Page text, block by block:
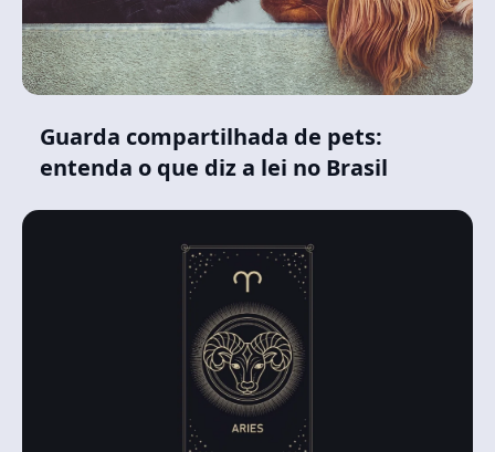
Guarda compartilhada de pets:
entenda o que diz a lei no Brasil